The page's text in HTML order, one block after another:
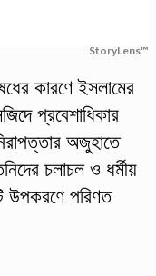
StoryLens™
কারণে ইসলামের
প্রবেশাধিকার
অজুহাতে
চলাচল ও ধর্মীয়
উপকরণে পরিণত